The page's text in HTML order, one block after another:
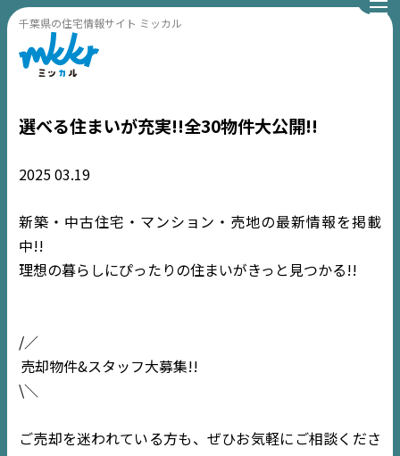
千葉県の住宅情報サイト ミッカル
選べる住まいが充実!!全30物件大公開!!
202503.19
新築・中古住宅・マンション・売地の最新情報を掲載
中!!
理想の暮らしにぴったりの住まいがきっと見つかる!!
/／
売却物件&スタッフ大募集!!
\＼
ご売却を迷われている方も、ぜひお気軽にご相談くださ